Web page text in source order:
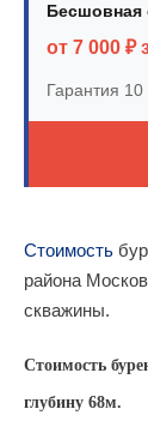
Бесшовная
от 7 000 ₽
Гарантия 10
Стоимость
района
скважины.
Стоимость
глубину 68м.